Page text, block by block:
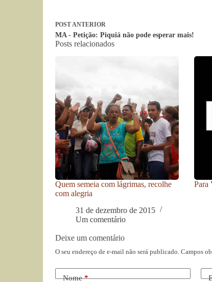
POSTANTERIOR
MA - Petição: Piquiá não pode esperar mais!
Posts relacionados
Quem semeia com lágrimas, recolhe
com alegria
31 de dezembro de 2015
Um comentário
Para
Deixe um comentário
O seu endereço de e-mail não será publicado. Campos
Nome*